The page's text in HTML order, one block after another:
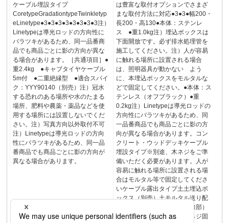
ケーブル埋設タイプ
CoretypeGradationtypeTwinkletyp
eLinetype●3●3●3●3●3●3●3●3注）
Linetypeは導光ロッドの方向性に
バラツキがあるため、同一品番商
品でも商品ごとに影の方向が異な
る場合があります。［共通項目］●
重2.4kg ●キャブタイヤケーブル
5m付 ●二重絶縁型 ●適合スパイ
ク：YYY90140（別売）注）冠水
する恐れのある場所や水のたまる
場所、肥料や農薬・薬品などを使
用する場所には設置しないでくだ
さい。注）写真方向以外取付不可
注）Linetypeは導光ロッドの方向
性にバラツキがあるため、同一品
番商品でも商品ごとに影の方向が
異なる場合があります。
は豊富な取付オプションでさまざ
まな取付方法に対応●3●3●幅200・
長200・高130●本体：ステンレ
ス ●重1.0kg注）埋込ボックスは
下面開放です。必ず排水処理管を
施工してください。注）人が容易
に触れる場所に設置される場合
は、照明器具が動かない よう
に、本埋込ボックスをモルタルな
どで固定してください。●本体：ス
テンレス（オフブラック）●重
0.2kg注）Linetypeは導光ロッドの
方向性にバラツキがあるため、同
一品番商品でも商品ごとに影の方
向が異なる場合があります。コン
クリート・ウッドデッキケーブル
埋設タイプ※別途、木ネジをご準
備いただく必要があります。人が
容易に触れる場所に設置される場
合はモルタル等で固定してくださ
いケーブル露出タイプ土土埋込ボ
ックス（別売）土モルタル送り配
線可能ケーブル保護管（点線部）
コンクリートボルト固定木ネジ固